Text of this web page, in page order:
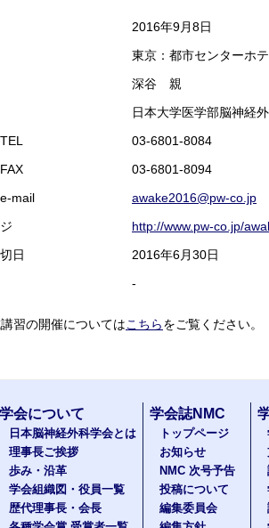
2016年9月8日
東京：都市センターホ
深谷 親
日本大学医学部脳神経
03-6801-8084
03-6801-8094
mail
awake2016@pw-co.jp
http://www.pw-co.jp/
日
2016年6月30日
-
習の開催についてはこちらをご覧ください。
学会について
日本脳神経外科学会とは
理事長ご挨拶
歩み・沿革
学会組織図・役員一覧
歴代理事長・会長
学会誌NMC
トップページ
お知らせ
NMC 次号予告
投稿について
編集委員会